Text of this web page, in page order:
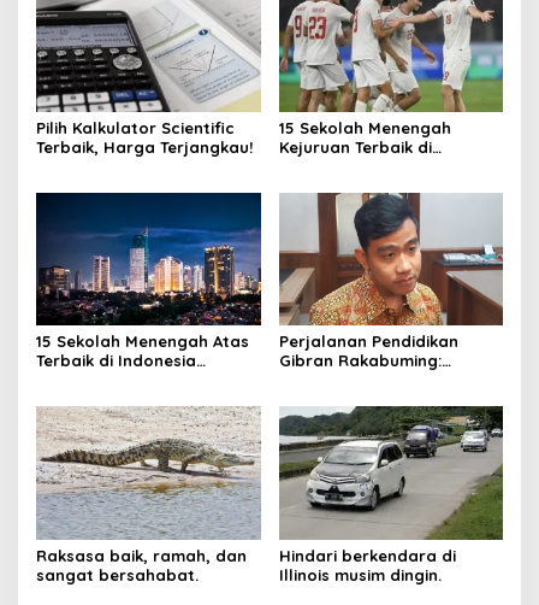
Pilih Kalkulator Scientific
Terbaik, Harga Terjangkau!
15 Sekolah Menengah
Kejuruan Terbaik di
Komputer
15 Sekolah Menengah Atas
Terbaik di Indonesia
Perjalanan Pendidikan
Gibran Rakabuming:
Raksasa baik, ramah, dan
sangat bersahabat.
Hindari berkendara di
Illinois musim dingin.